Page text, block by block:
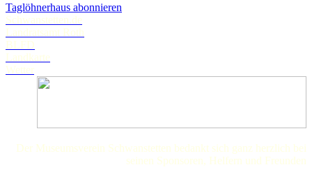
Taglöhnerhaus abonnieren
Schwanstetten.de
Landratsamt Roth
BLFD
Landkarte
Wetter
Der Museumsverein Schwanstetten bedankt sich ganz herzlich bei
seinen Sponsoren, Helfern und Freunden